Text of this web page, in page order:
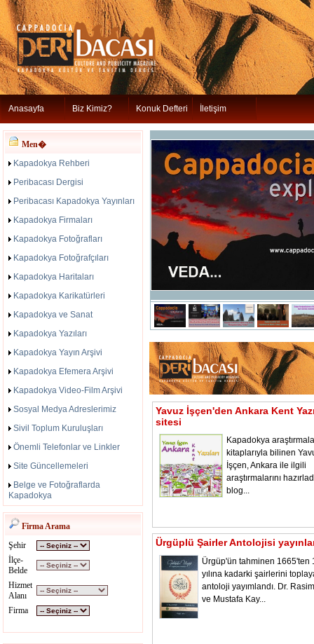
Anasayfa Biz Kimiz? Konuk Defteri İletişim
Men�
Kapadokya Rehberi
Peribacası Dergisi
Peribacası Kapadokya Yayınları
Kapadokya Firmaları
Kapadokya Fotoğrafları
Kapadokya Fotoğrafçıları
Kapadokya Haritaları
Kapadokya Karikatürleri
Kapadokya ve Sanat
Kapadokya Yazıları
Kapadokya Yayın Arşivi
Kapadokya Efemera Arşivi
Kapadokya Video-Film Arşivi
Sosyal Medya Adreslerimiz
Sivil Toplum Kuruluşları
Önemli Telefonlar ve Linkler
Site Güncellemeleri
Belge ve Fotoğraflarda
Kapadokya
Firma Arama
Şehir
İlçe-
Belde
Hizmet
Alanı
Firma
Yavuz İşçen'den Ankara Kent
sitesi
Kapadokya
kitaplarıyla bilinen
İşçen, Ankara ile ilgili
araştırmalarını
blog...
Ürgüplü Şairler Antolojisi
Ürgüp'ün tahminen 1665'ten
yılına kadarki şairlerini
antoloji yayımlandı. Dr.
ve Mustafa Kay...